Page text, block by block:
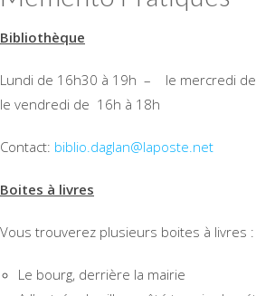
Bibliothèque
Lundi de 16h30 à 19h – le mercredi
le vendredi de 16h à 18h
Contact: biblio.daglan@laposte.net
Boites à livres
Vous trouverez plusieurs boites à livres :
Le bourg, derrière la mairie